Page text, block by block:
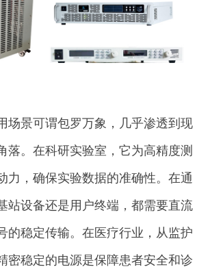
场景可谓包罗万象，几乎渗透到现
落。在科研实验室，它为高精度测
力，确保实验数据的准确性。在通
站设备还是用户终端，都需要直流
的稳定传输。在医疗行业，从监护
密稳定的电源是保障患者安全和诊